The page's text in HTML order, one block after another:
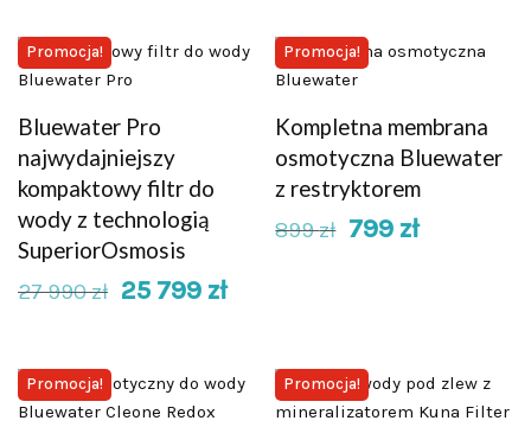
Promocja!
Bluewater Pro
najwydajniejszy
kompaktowy filtr do
wody z technologią
SuperiorOsmosis
27 990zł 25 799 zł
Promocja!
Kompletna membrana
osmotyczna Bluewater
z restryktorem
899zł 799 zł
Promocja! Promocja!